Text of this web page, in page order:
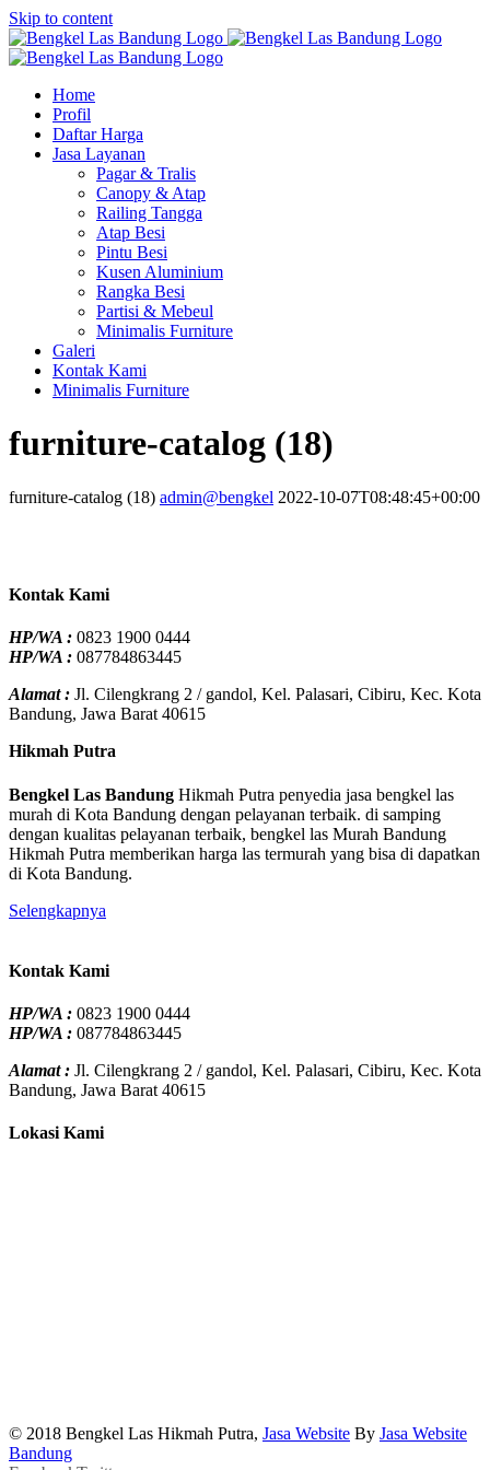
Skip to content
Home
Profil
Daftar Harga
Jasa Layanan
Pagar & Tralis
Canopy & Atap
Railing Tangga
Atap Besi
Pintu Besi
Kusen Aluminium
Rangka Besi
Partisi & Mebeul
Minimalis Furniture
Galeri
Kontak Kami
Minimalis Furniture
furniture-catalog (18)
furniture-catalog (18) admin@bengkel 2022-10-07T08:48:45+00:00
Kontak Kami
HP/WA : 0823 1900 0444
HP/WA : 087784863445
Alamat : Jl. Cilengkrang 2 / gandol, Kel. Palasari, Cibiru, Kec. Kota
Bandung, Jawa Barat 40615
Hikmah Putra
Bengkel Las Bandung Hikmah Putra penyedia jasa bengkel las
murah di Kota Bandung dengan pelayanan terbaik. di samping
dengan kualitas pelayanan terbaik, bengkel las Murah Bandung
Hikmah Putra memberikan harga las termurah yang bisa di dapatkan
di Kota Bandung.
Selengkapnya
Kontak Kami
HP/WA : 0823 1900 0444
HP/WA : 087784863445
Alamat : Jl. Cilengkrang 2 / gandol, Kel. Palasari, Cibiru, Kec. Kota
Bandung, Jawa Barat 40615
Lokasi Kami
© 2018 Bengkel Las Hikmah Putra, Jasa Website By Jasa Website
Bandung